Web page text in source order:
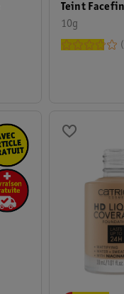
Teint
Golden
10g